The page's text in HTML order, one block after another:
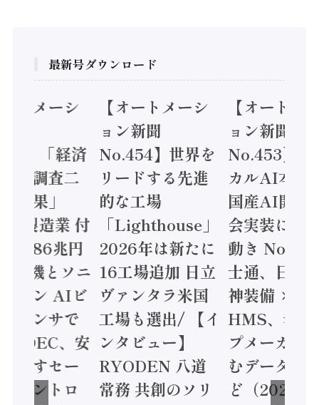
最新号ダウンロード
トメーシ
】「経済
態調査二
結果」
年製造業 付
額86兆円
電機とソニ
コン AIビ
センサで
/ IDEC、安
かすセー
コントロ
【オートメーシ
ョン新聞
No.454】世界を
リードする先進
的な工場
「Lighthouse」
2026年は新たに
16工場追加 日立
ヴァンタラ米国
工場も選出/ 【イ
ンタビュー】
RYODEN 八道
常務 共創のソリ
【オートメ
ョン新聞
No.453】フ
カルAI本格
国産AI開発
会実装に活
動き
士通、日立
神装備 ×
HMS、老舗
プメーカー
むデータ活
ど（2026年